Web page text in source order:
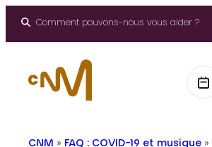
Comment pouvons-nous vous aider ?
CNM » FAQ : COVID-19 et musique »